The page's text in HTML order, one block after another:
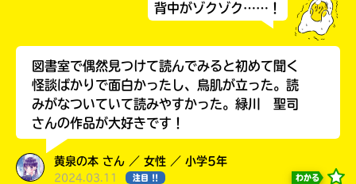
みんなからのお手紙が
読める
背中がゾクゾク……！
図書室で偶然見つけて読んでみると初めて聞く
怪談ばかりで面白かったし、鳥肌が立った。読
みがなついていて読みやすかった。緑川 聖司
さんの作品が大好きです！
黄泉の本 さん ／ 女性 ／ 小学5年
2024.03.11 注目 !! わかる